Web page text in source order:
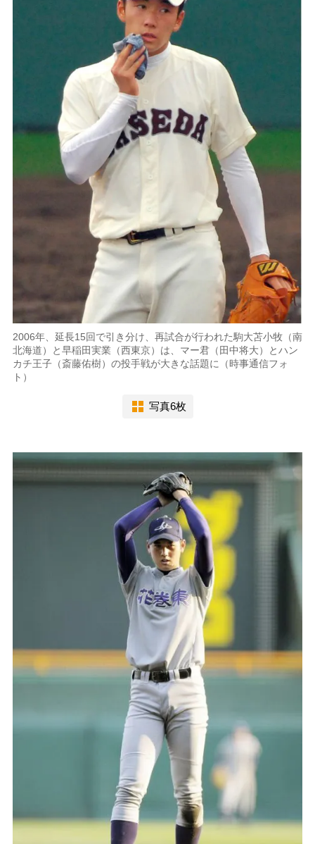
2006年、延長15回で引き分け、再試合が行われた駒大苫小牧（南
北海道）と早稲田実業（西東京）は、マー君（田中将大）とハン
カチ王子（斎藤佑樹）の投手戦が大きな話題に（時事通信フォ
ト）
写真6枚